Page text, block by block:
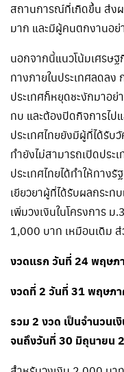
สถานการณ์ที่เกิดขึ้น ส่งผ
มาก และมีผู้คนตกงานอย่
นอกจากนี้แนวโน้มเศรษ
ทางภายในประเทศลดลง
ประเทศก็หยุดชะงักมาอย่
ทบ และต้องปิดกิจการไ
ประเทศไทยยังมีผู้ที่ได้รั
ทำยังไม่สามารถเปิดประ
ประเทศไทยได้ทำให้ทาง
เยียวยาผู้ที่ได้รับผลกระท
เพิ่มวงเงินในโครงการ
1,000 บาท เหมือนเดิม
งวดแรก วันที่ 24 พฤษภ
งวดที่ 2 วันที่ 31 พฤษภ
รวม 2 งวด เป็นจำนวนเ
จนถึงวันที่ 30 มิถุนายน